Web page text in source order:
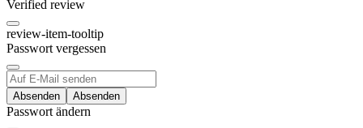
Verified review
review-item-tooltip
Passwort vergessen
Absenden
Passwort ändern